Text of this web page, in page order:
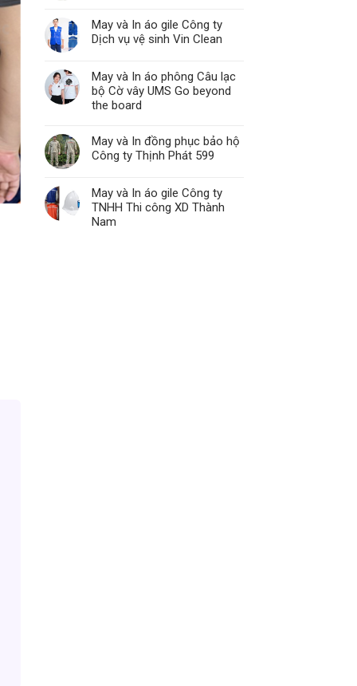
May và In áo gile Công ty
Dịch vụ vệ sinh Vin Clean
May và In áo phông Câu lạc
bộ Cờ vây UMS Go beyond
the board
May và In đồng phục bảo hộ
Công ty Thịnh Phát 599
May và In áo gile Công ty
TNHH Thi công XD Thành
Nam